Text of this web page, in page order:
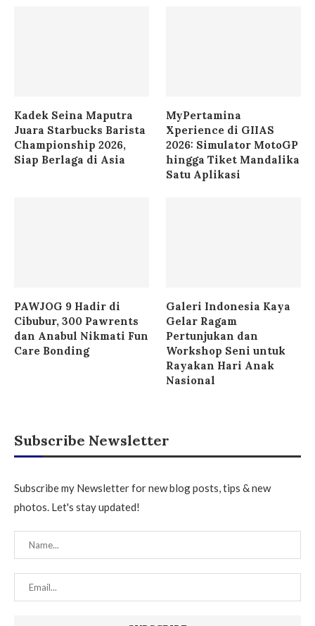
Kadek Seina Maputra
Juara Starbucks Barista
Championship 2026,
Siap Berlaga di Asia
MyPertamina
Xperience di GIIAS
2026: Simulator MotoGP
hingga Tiket Mandalika
Satu Aplikasi
PAWJOG 9 Hadir di
Cibubur, 300 Pawrents
dan Anabul Nikmati Fun
Care Bonding
Galeri Indonesia Kaya
Gelar Ragam
Pertunjukan dan
Workshop Seni untuk
Rayakan Hari Anak
Nasional
Subscribe Newsletter
Subscribe my Newsletter for new blog posts, tips & new
photos. Let's stay updated!